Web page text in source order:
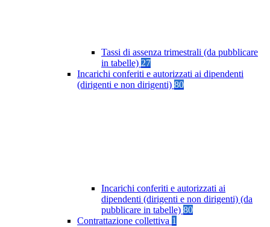
Tassi di assenza trimestrali (da pubblicare
in tabelle) 27
Incarichi conferiti e autorizzati ai dipendenti
(dirigenti e non dirigenti) 80
Incarichi conferiti e autorizzati ai
dipendenti (dirigenti e non dirigenti) (da
pubblicare in tabelle) 80
Contrattazione collettiva 1